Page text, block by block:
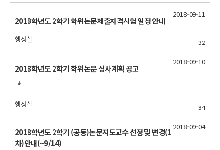
2018학년도 2학기 학위논문제출자격시험 일정 안내
행정실 32
2018-09-11
2018학년도 2학기 학위논문 심사계획 공고
행정실 34
2018-09-10
2018학년도 2학기 (공동)논문지도교수 선정 및 변경(1
차)안내(~9/14)
2018-09-04